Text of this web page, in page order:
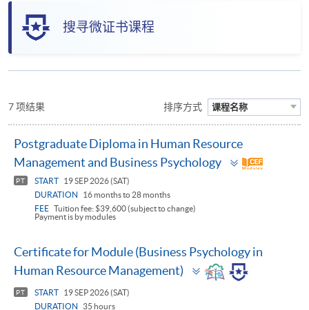
搜寻微证书课程
7 项结果 排序方式 课程名称
Postgraduate Diploma in Human Resource
Management and Business Psychology
Toggle
panel
PT START
19 SEP 2026 (SAT)
DURATION
16 months to 28 months
FEE Tuition fee: $39,600 (subject to change)
Payment is by modules
Certificate for Module (Business Psychology in
Human Resource Management)
Toggle
panel
PT START
19 SEP 2026 (SAT)
DURATION
35 hours